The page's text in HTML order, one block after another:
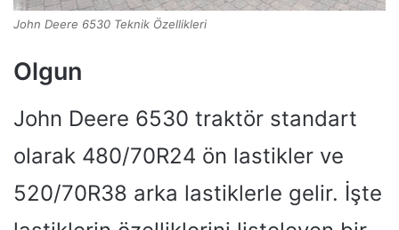
John Deere 6530 Teknik Özellikleri
Olgun
John Deere 6530 traktör standart
olarak 480/70R24 ön lastikler ve
520/70R38 arka lastiklerle gelir. İşte